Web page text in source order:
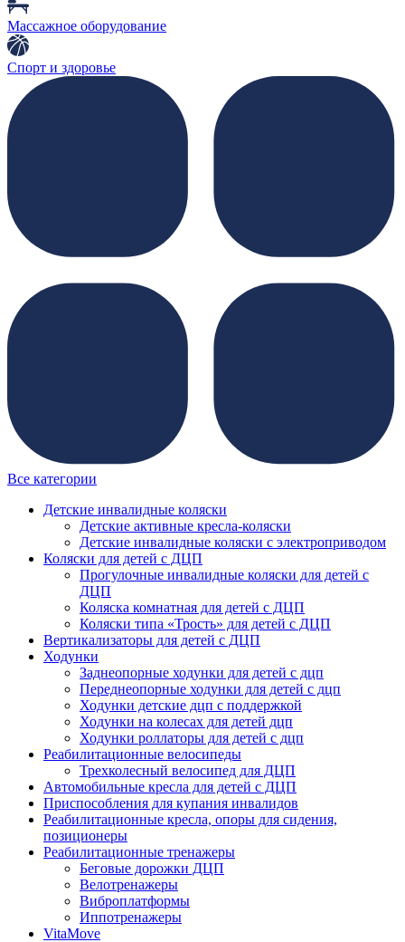
Массажное оборудование
Спорт и здоровье
Все категории
Детские инвалидные коляски
Детские активные кресла-коляски
Детские инвалидные коляски с электроприводом
Коляски для детей с ДЦП
Прогулочные инвалидные коляски для детей с
ДЦП
Коляска комнатная для детей с ДЦП
Коляски типа «Трость» для детей с ДЦП
Вертикализаторы для детей с ДЦП
Ходунки
Заднеопорные ходунки для детей с дцп
Переднеопорные ходунки для детей с дцп
Ходунки детские дцп с поддержкой
Ходунки на колесах для детей дцп
Ходунки роллаторы для детей с дцп
Реабилитационные велосипеды
Трехколесный велосипед для ДЦП
Автомобильные кресла для детей с ДЦП
Приспособления для купания инвалидов
Реабилитационные кресла, опоры для сидения,
позиционеры
Реабилитационные тренажеры
Беговые дорожки ДЦП
Велотренажеры
Виброплатформы
Иппотренажеры
VitaMove